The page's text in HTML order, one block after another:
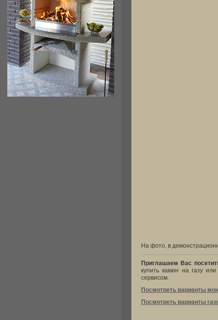
На фото, в
Приглашаем Вас
купить камин на газу
сервисом.
Посмотреть варианты
Посмотреть варианты